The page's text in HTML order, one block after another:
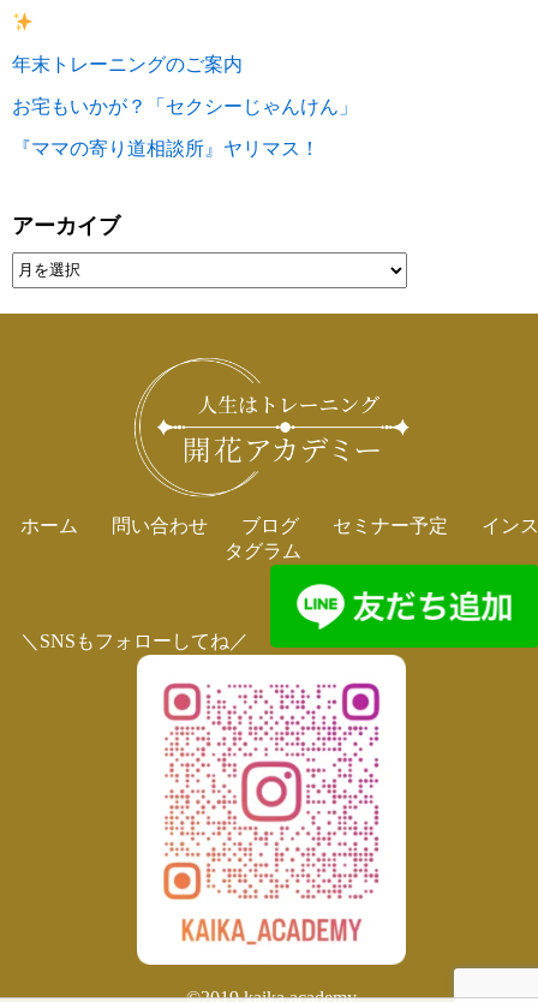
年末トレーニングのご案内
お宅もいかが？「セクシーじゃんけん」
『ママの寄り道相談所』ヤリマス！
アーカイブ
ホーム 問い合わせ ブログ セミナー予定
インス
タグラム
＼SNSもフォローしてね／
©2019 kaika academy